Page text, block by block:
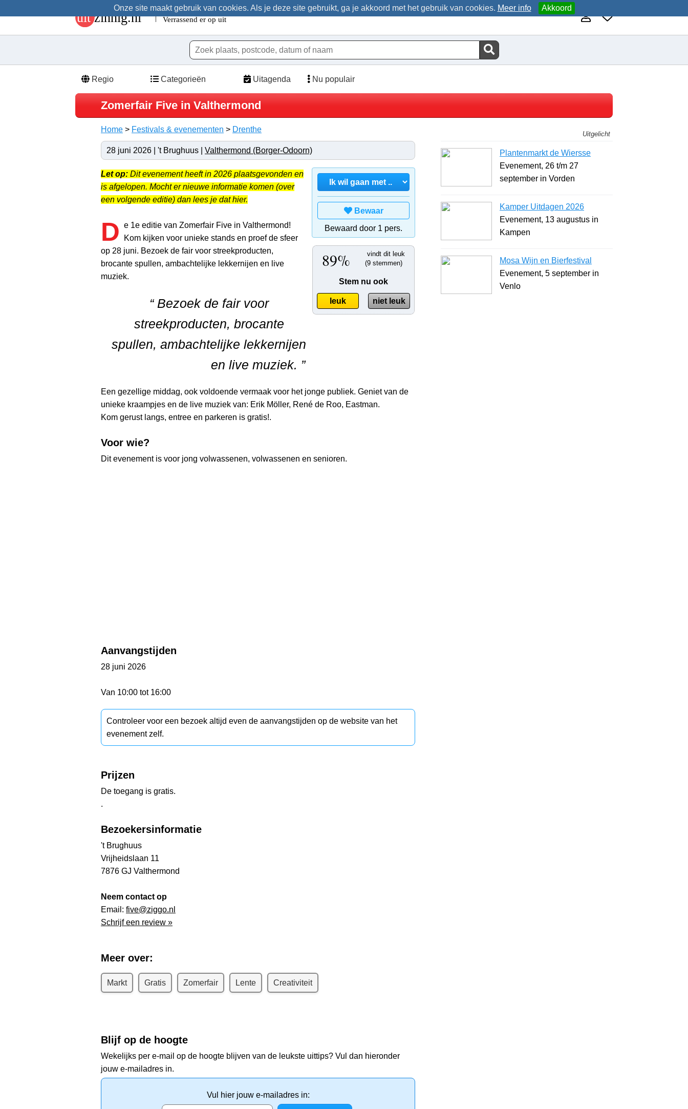
Onze site maakt gebruik van cookies. Als je deze site gebruikt, ga je akkoord met het gebruik van cookies. Meer info Akkoord
Regio Categorieën Uitagenda Nu populair
Zomerfair Five in Valthermond
Home > Festivals & evenementen > Drenthe
28 juni 2026 | 't Brughuus | Valthermond (Borger-Odoorn)
Bewaar
Bewaard door 1 pers.
vindt dit leuk
(9 stemmen)
89%
Stem nu ook
leuk niet leuk
Let op: Dit evenement heeft in 2026 plaatsgevonden en
is afgelopen. Mocht er nieuwe informatie komen (over
een volgende editie) dan lees je dat hier.
D e 1e editie van Zomerfair Five in Valthermond!
Kom kijken voor unieke stands en proef de sfeer
op 28 juni. Bezoek de fair voor streekproducten,
brocante spullen, ambachtelijke lekkernijen en live
muziek.
“ Bezoek de fair voor
streekproducten, brocante
spullen, ambachtelijke lekkernijen
en live muziek. ”
Een gezellige middag, ook voldoende vermaak voor het jonge publiek. Geniet van de
unieke kraampjes en de live muziek van: Erik Möller, René de Roo, Eastman.
Kom gerust langs, entree en parkeren is gratis!.
Voor wie?
Dit evenement is voor jong volwassenen, volwassenen en senioren.
Aanvangstijden
28 juni 2026
Van 10:00 tot 16:00
Controleer voor een bezoek altijd even de aanvangstijden op de website van het
evenement zelf.
Prijzen
De toegang is gratis.
.
Bezoekersinformatie
't Brughuus
Vrijheidslaan 11
7876 GJ Valthermond
Neem contact op
Email: five@ziggo.nl
Schrijf een review »
Meer over:
Markt Gratis Zomerfair Lente Creativiteit
Blijf op de hoogte
Wekelijks per e-mail op de hoogte blijven van de leukste uittips? Vul dan hieronder
jouw e-mailadres in.
Vul hier jouw e-mailadres in:
Uitgelicht
Plantenmarkt de Wiersse
Evenement, 26 t/m 27
september in Vorden
Kamper Uitdagen 2026
Evenement, 13 augustus in
Kampen
Mosa Wijn en Bierfestival
Evenement, 5 september in
Venlo